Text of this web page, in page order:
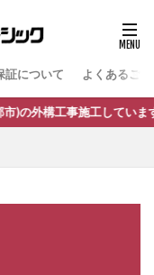
証について よくあるご
R
スカイリード
三協アルミ パレオ
ルミ ファンセル
しています。
ジョグストーン
Dea's Garden A-07